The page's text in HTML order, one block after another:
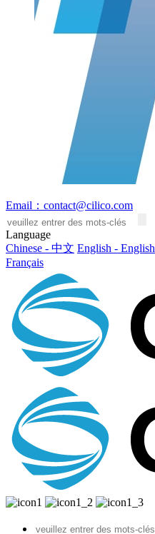
Email：contact@cilico.com
Language
Chinese - 中文 English - English
Français